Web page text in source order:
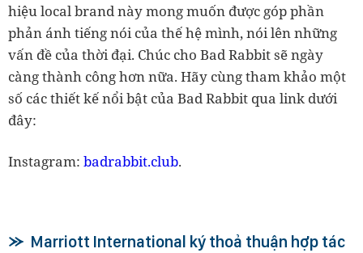
hiệu local brand này mong muốn được góp phần
phản ánh tiếng nói của thế hệ mình, nói lên những
vấn đề của thời đại. Chúc cho Bad Rabbit sẽ ngày
càng thành công hơn nữa. Hãy cùng tham khảo một
số các thiết kế nổi bật của Bad Rabbit qua link dưới
đây:
Instagram: badrabbit.club.
Marriott International ký thoả thuận hợp tác